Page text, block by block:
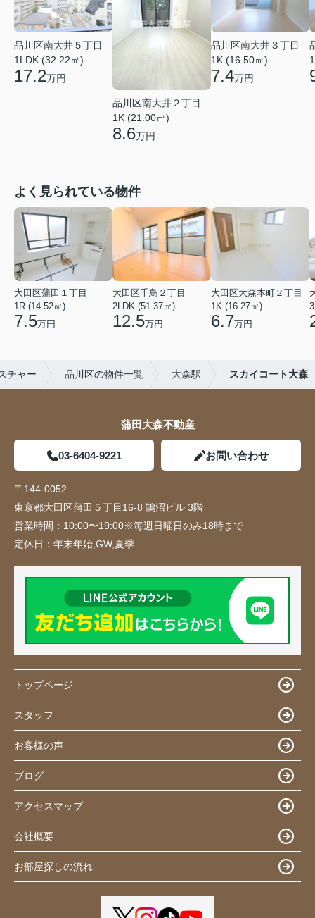
品川区南大井５丁目
1LDK (32.22㎡)
17.2万円
品川区南大井２丁目
1K (21.00㎡)
8.6万円
品川区南大井３丁目
1K (16.50㎡)
7.4万円
よく見られている物件
大田区蒲田１丁目
1R (14.52㎡)
7.5万円
大田区千鳥２丁目
2LDK (51.37㎡)
12.5万円
大田区大森本町２丁目
1K (16.27㎡)
6.7万円
チャー 品川区の物件一覧 大森駅 スカイコート大森
蒲田大森不動産
03-6404-9221 お問い合わせ
〒144-0052
東京都大田区蒲田５丁目16-8 鵠沼ビル 3階
営業時間： 10:00〜19:00※毎週日曜日のみ18時まで
定休日： 年末年始,GW,夏季
トップページ
スタッフ
お客様の声
ブログ
アクセスマップ
会社概要
お部屋探しの流れ